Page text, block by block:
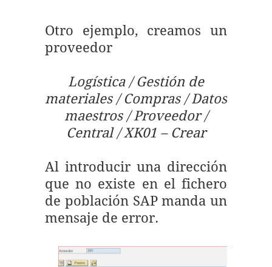
Otro ejemplo, creamos un
proveedor
Logística / Gestión de
materiales / Compras / Datos
maestros / Proveedor /
Central / XK01 – Crear
Al introducir una dirección
que no existe en el fichero
de población SAP manda un
mensaje de error.